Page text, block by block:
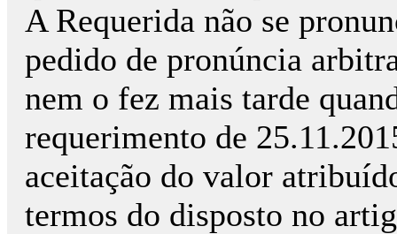
A Requerida não se
pedido de pronúncia
nem o fez mais tarde
requerimento de
aceitação do valor
termos do disposto no